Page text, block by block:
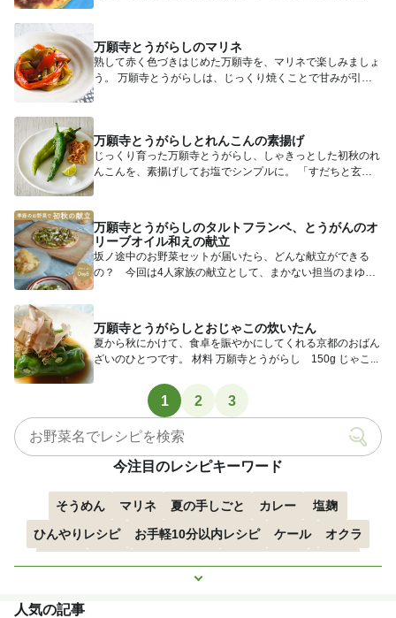
ねぎと甘長と...
万願寺とうがらしのマリネ
熟して赤く色づきはじめた万願寺を、マリネで楽しみましょ
う。 万願寺とうがらしは、じっくり焼くことで甘みが引き
立ちます。...
万願寺とうがらしとれんこんの素揚げ
じっくり育った万願寺とうがらし、しゃきっとした初秋のれ
んこんを、素揚げしてお塩でシンプルに。 「すだちと玄米
麺の豆乳坦...
万願寺とうがらしのタルトフランベ、とうがんのオ
リーブオイル和えの献立
坂ノ途中のお野菜セットが届いたら、どんな献立ができる
の？ 今回は4人家族の献立として、まかない担当のまゆさ
んが、Sサイズ...
万願寺とうがらしとおじゃこの炊いたん
夏から秋にかけて、食卓を賑やかにしてくれる京都のおばん
ざいのひとつです。 材料 万願寺とうがらし 150g じゃこ...
1 2 3
今注目のレシピキーワード
そうめん マリネ 夏の手しごと カレー
塩麹
ひんやりレシピ
お手軽10分以内レシピ ケール
オクラ
もっと見る
人気の記事